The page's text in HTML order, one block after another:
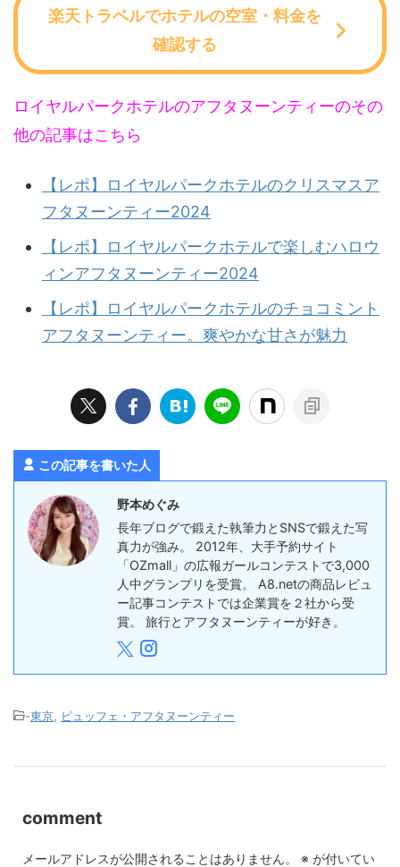
楽天トラベルでホテルの空室・料金を
確認する
ロイヤルパークホテルのアフタヌーンティーのその
他の記事はこちら
【レポ】ロイヤルパークホテルのクリスマスア
フタヌーンティー2024
【レポ】ロイヤルパークホテルで楽しむハロウ
ィンアフタヌーンティー2024
【レポ】ロイヤルパークホテルのチョコミント
アフタヌーンティー。爽やかな甘さが魅力
この記事を書いた人
野本めぐみ
長年ブログで鍛えた執筆力とSNSで鍛えた写
真力が強み。 2012年、大手予約サイト
「OZmall」の広報ガールコンテストで3,000
人中グランプリを受賞。 A8.netの商品レビュ
ー記事コンテストでは企業賞を２社から受
賞。 旅行とアフタヌーンティーが好き。
-東京 ビュッフェ・アフタヌーンティー
comment
メールアドレスが公開されることはありません。 ※ が付いてい